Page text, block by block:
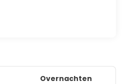
Overnachten